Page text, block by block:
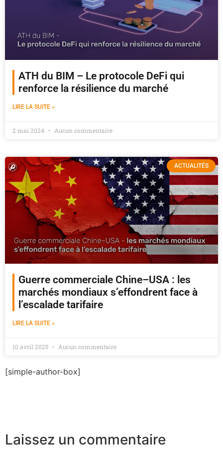
ATH du BIM – Le protocole DeFi qui
renforce la résilience du marché
LIRE LA SUITE »
2 mai 2024 Aucun commentaire
ACTUALITÉS
Guerre commerciale Chine–USA : les
marchés mondiaux s’effondrent face à
l’escalade tarifaire
LIRE LA SUITE »
10 avril 2025 Aucun commentaire
[simple-author-box]
Laissez un commentaire